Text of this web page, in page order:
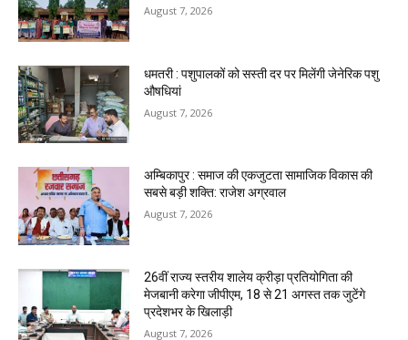
August 7, 2026
धमतरी : पशुपालकों को सस्ती दर पर मिलेंगी जेनेरिक पशु
औषधियां
August 7, 2026
अम्बिकापुर : समाज की एकजुटता सामाजिक विकास की
सबसे बड़ी शक्ति: राजेश अग्रवाल
August 7, 2026
26वीं राज्य स्तरीय शालेय क्रीड़ा प्रतियोगिता की
मेजबानी करेगा जीपीएम, 18 से 21 अगस्त तक जुटेंगे
प्रदेशभर के खिलाड़ी
August 7, 2026